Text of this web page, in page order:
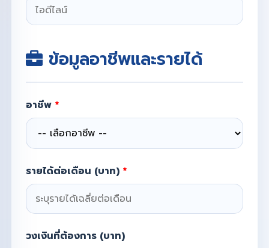
ข้อมูลอาชีพและรายได้
อาชีพ *
รายได้ต่อเดือน (บาท) *
วงเงินที่ต้องการ (บาท)